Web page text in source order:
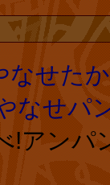
なせた
なせパ
!アンパ